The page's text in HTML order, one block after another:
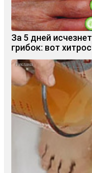
За 5 дней
грибок: вот